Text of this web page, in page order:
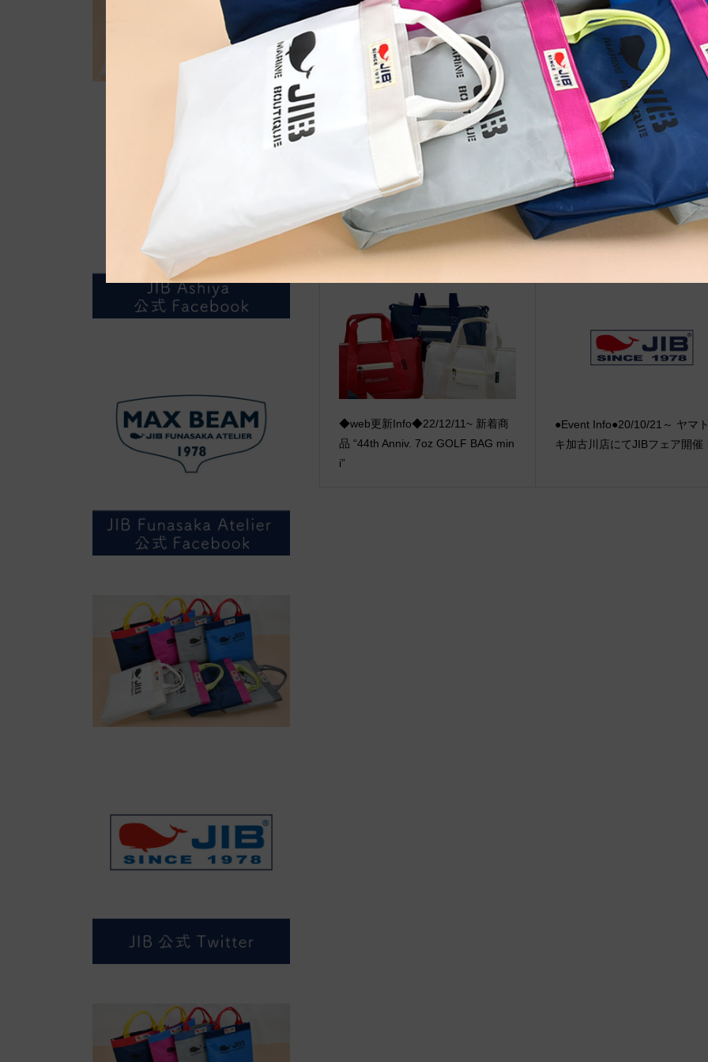
自治体アワード Bronze受賞
☆JIB Group Info☆20/9/28~【
要】JIB本店・船坂店限定カラ
ーダーサービス休止...
JIB船坂・朝ヨガのご案内(2026/4/
ちょっとほっこり美味しい船
◆web更新Info◆22/12/11~ 新着商
品 “44th Anniv. 7oz GOLF BAG min
i”
●Event Info●20/10/21～ ヤマ
キ加古川店にてJIBフェア開催